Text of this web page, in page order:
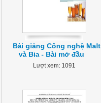
Bài giảng Công nghệ Malt
và Bia - Bài mở đầu
Lượt xem: 1091